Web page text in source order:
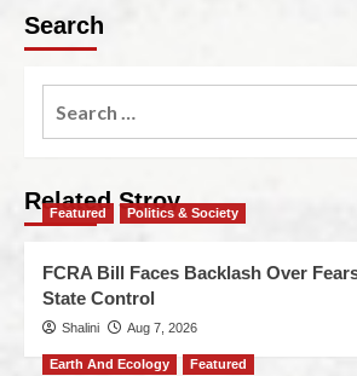
Search
Related Stroy
Featured Politics & Society
FCRA Bill Faces Backlash Over
State Control
Shalini Aug 7, 2026
Earth And Ecology Featured